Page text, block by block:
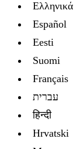
Ελληνικά
Español
Eesti
Suomi
Français
עברית
हिन्दी
Hrvatski